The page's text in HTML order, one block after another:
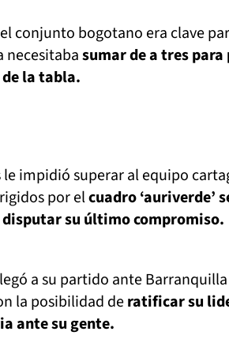
conjunto bogotano era clave
necesitabasumar de a tres
la tabla.
impidió superar al equipo
por elcuadro ‘auriverde’
su último compromiso.
a su partido ante
la posibilidad deratificar su
ante su gente.